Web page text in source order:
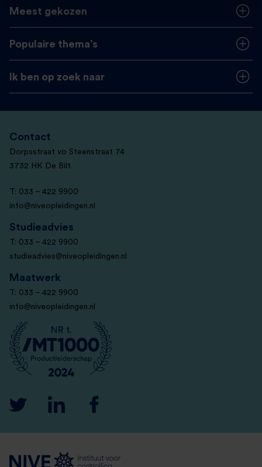
Meest gekozen
Populaire thema’s
Ik ben op zoek naar
Contact
Dorpsstraat vo Steenstraat 74
3732 HK De Bilt
T: 033 – 422 9900
info@niveopleidingen.nl
Studieadvies
T: 033 – 422 9900
studieadvies@niveopleidingen.nl
Maatwerk
T: 033 – 422 9900
info@niveopleidingen.nl